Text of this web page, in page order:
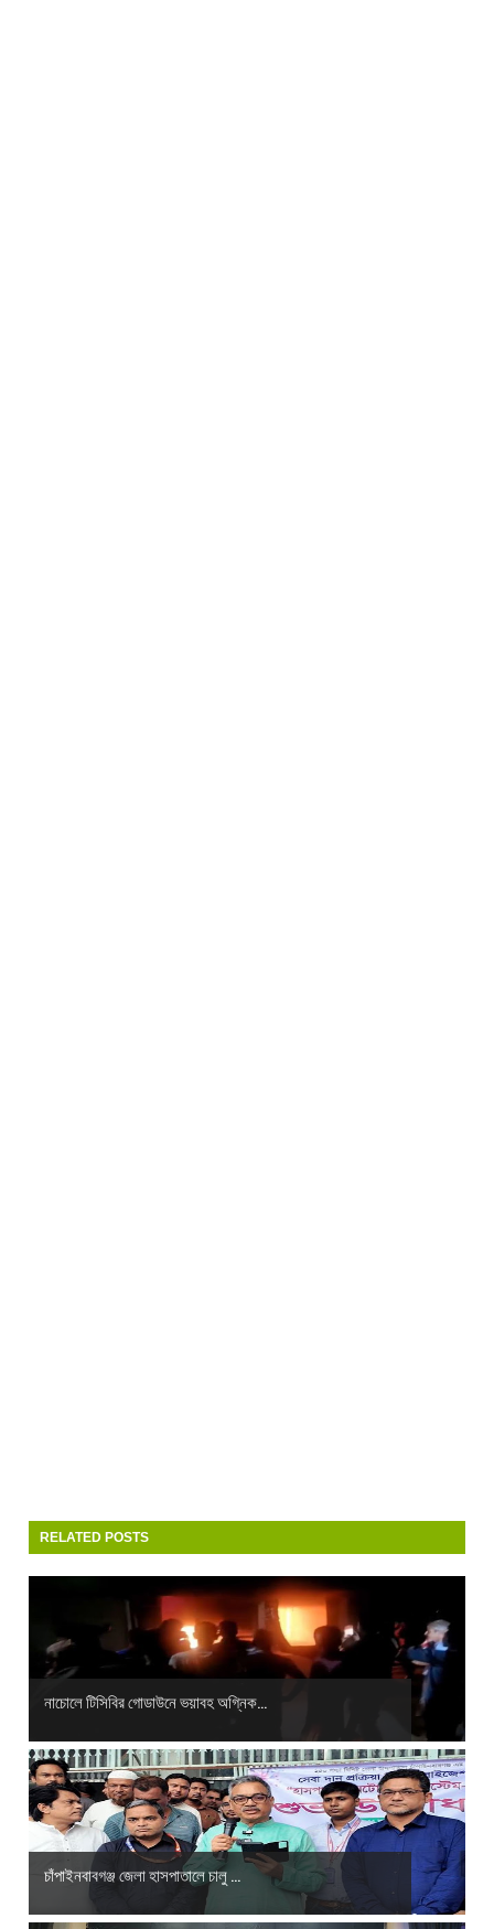
RELATED POSTS
নাচোলে টিসিবির গোডাউনে ভয়াবহ অগ্নিক...
চাঁপাইনবাবগঞ্জ জেলা হাসপাতালে চালু ...